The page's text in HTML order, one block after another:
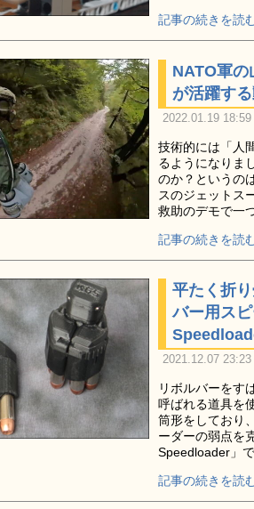
記事の続きを読
NATO軍
が活躍す
2022.01.19
技術的には「人
るようになりま
のか？というの
スのジェットス
救助のデモで一
記事の続きを読
平たく折
バー用ス
2021.12.07
リボルバーをす
呼ばれる道具を
筒形をしており
ーダーの弱点を
Speedloader」
記事の続きを読